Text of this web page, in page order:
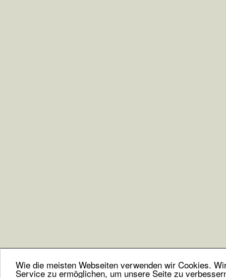
Wie die meisten Webseiten verwenden wir Cookies.
Service zu ermöglichen, um unsere Seite zu